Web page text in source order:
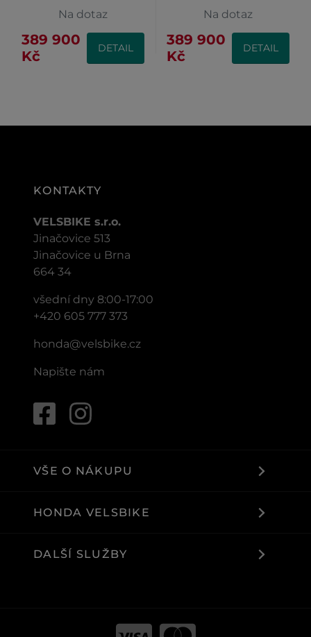
Na dotaz
389 900
Kč
DETAIL
Na dotaz
389 900
Kč
DETAIL
KONTAKTY
VELSBIKE s.r.o.
Jinačovice 513
Jinačovice u Brna
664 34
všední dny 8:00-17:00
+420 605 777 373
honda@velsbike.cz
Napište nám
VŠE O NÁKUPU
HONDA VELSBIKE
DALŠÍ SLUŽBY